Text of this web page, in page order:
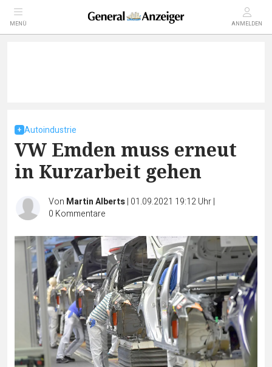
MENÜ ANMELDEN
Autoindustrie
VW Emden muss erneut
in Kurzarbeit gehen
Von Martin Alberts| 01.09.2021 19:12 Uhr|
0 Kommentare